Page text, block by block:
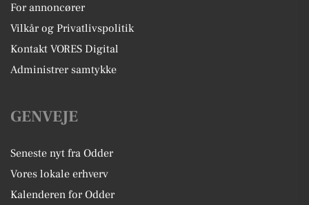
For annoncører
Vilkår og Privatlivspolitik
Kontakt VORES Digital
Administrer samtykke
GENVEJE
Seneste nyt fra Odder
Vores lokale erhverv
Kalenderen for Odder